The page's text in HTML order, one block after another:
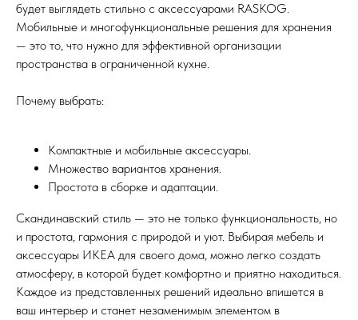
будет выглядеть стильно с аксессуарами RASKOG.
Мобильные и многофункциональные решения для хранения
— это то, что нужно для эффективной организации
пространства в ограниченной кухне.
Почему выбрать:
Компактные и мобильные аксессуары.
Множество вариантов хранения.
Простота в сборке и адаптации.
Скандинавский стиль — это не только функциональность, но
и простота, гармония с природой и уют. Выбирая мебель и
аксессуары ИКЕА для своего дома, можно легко создать
атмосферу, в которой будет комфортно и приятно находиться.
Каждое из представленных решений идеально впишется в
ваш интерьер и станет незаменимым элементом в